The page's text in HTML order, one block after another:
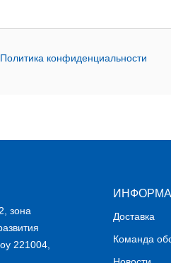
Политика конфиденциальности
зона
221004,
Доставка
Команда